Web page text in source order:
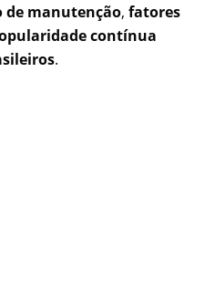
de manutenção, fatores
contínua
.